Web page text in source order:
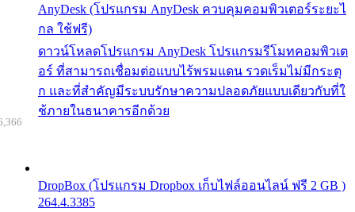
AnyDesk (โปรแกรม AnyDesk ควบคุมคอมพิวเตอร์ระยะไ
กล ใช้ฟรี)
ดาวน์โหลดโปรแกรม AnyDesk โปรแกรมรีโมทคอมพิวเต
อร์ ที่สามารถเชื่อมต่อแบบไร้พรมแดน รวดเร็มไม่มีกระตุ
ก และที่สำคัญมีระบบรักษาความปลอดภัยแบบเดียวกับที่ใ
ช้ภายในธนาคารอีกด้วย
DropBox (โปรแกรม Dropbox เก็บไฟล์ออนไลน์ ฟรี 2 GB )
264.4.3385